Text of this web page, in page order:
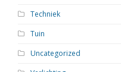
Techniek
Tuin
Uncategorized